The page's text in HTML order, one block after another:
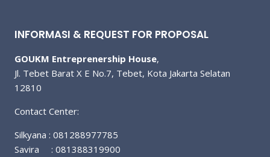
INFORMASI & REQUEST FOR PROPOSAL
GOUKM Entreprenership House,
Jl. Tebet Barat X E No.7, Tebet, Kota Jakarta Selatan
12810
Contact Center:
Silkyana : 081288977785
Savira : 081388319900